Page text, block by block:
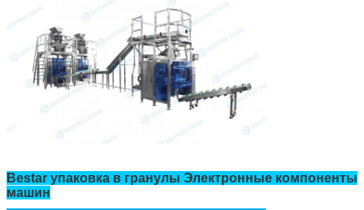
Bestar упаковка в гранулы Электронные компоненты
машин